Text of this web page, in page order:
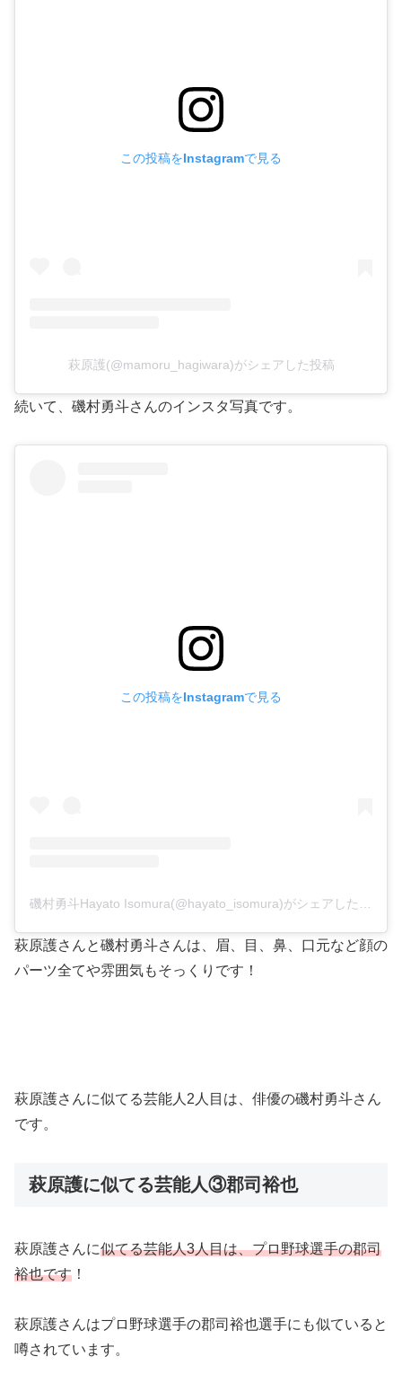
この投稿をInstagramで見る
萩原護(@mamoru_hagiwara)がシェアした投稿
続いて、磯村勇斗さんのインスタ写真です。
この投稿をInstagramで見る
萩原護さんと磯村勇斗さんは、眉、目、鼻、口元など顔の
パーツ全てや雰囲気もそっくりです！
萩原護さんに似てる芸能人2人目は、俳優の磯村勇斗さん
です。
萩原護に似てる芸能人③郡司裕也
萩原護さんに似てる芸能人3人目は、プロ野球選手の郡司
裕也です ！
萩原護さんはプロ野球選手の郡司裕也選手にも似ていると
噂されています。